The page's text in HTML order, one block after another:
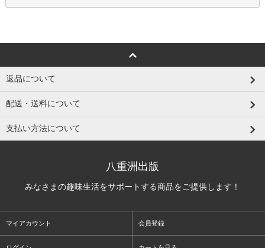
返品について
配送・送料について
支払い方法について
八重洲出版
みなさまの趣味生活をサポートする商品をご提供します！
マイアカウント 会員登録